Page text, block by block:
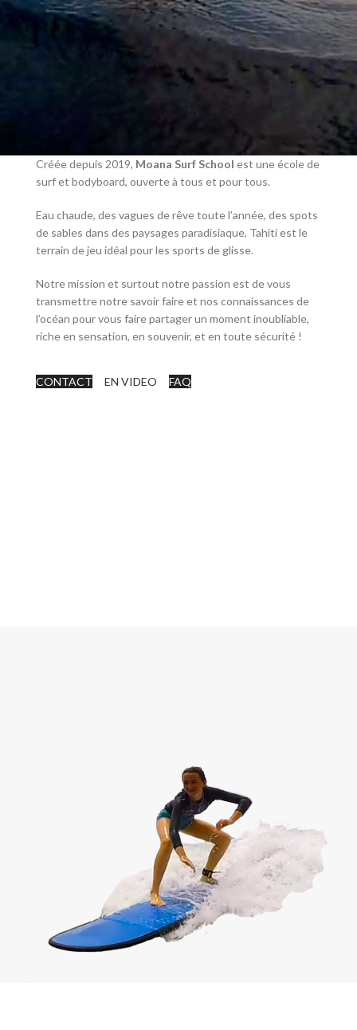
Créée depuis 2019, Moana Surf School est une école de
surf et bodyboard, ouverte à tous et pour tous.
Eau chaude, des vagues de rêve toute l’année, des spots
de sables dans des paysages paradisiaque, Tahiti est le
terrain de jeu idéal pour les sports de glisse.
Notre mission et surtout notre passion est de vous
transmettre notre savoir faire et nos connaissances de
l’océan pour vous faire partager un moment inoubliable,
riche en sensation, en souvenir, et en toute sécurité !
CONTACT EN VIDEO FAQ